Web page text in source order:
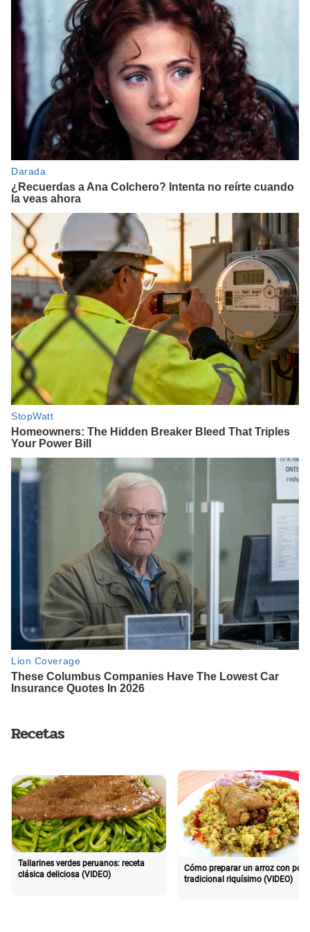
Recetas
Tallarines verdes peruanos: receta
clásica deliciosa (VIDEO)
Cómo preparar un arroz con pollo
tradicional riquísimo (VIDEO)